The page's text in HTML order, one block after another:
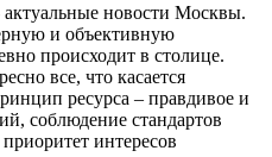
новости Москвы.
и объективную
происходит в столице.
все, что касается
ресурса – правдивое и
соблюдение стандартов
интересов